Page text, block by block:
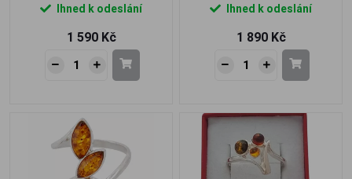
Ihned k odeslání
1 590 Kč
Ihned k odeslání
1 890 Kč